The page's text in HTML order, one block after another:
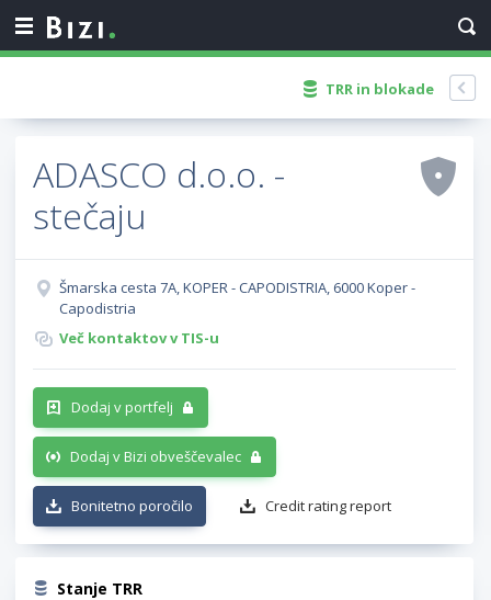
TRR in blokade
ADASCO d.o.o. -
stečaju
Šmarska cesta 7A, KOPER - CAPODISTRIA, 6000 Koper -
Capodistria
Več kontaktov v TIS-u
Dodaj v portfelj
Dodaj v Bizi obveščevalec
Bonitetno poročilo Credit rating report
Stanje TRR